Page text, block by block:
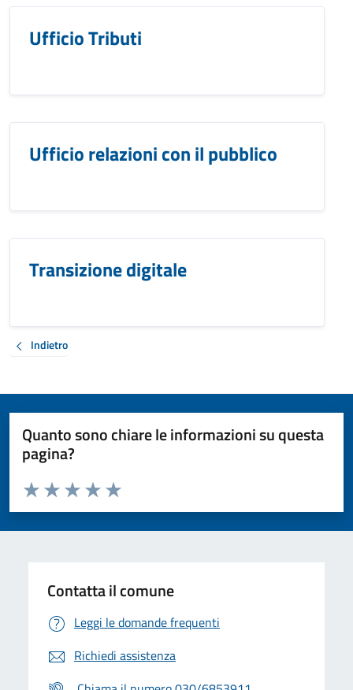
Ufficio Tributi
Ufficio relazioni con il pubblico
Transizione digitale
Indietro
Quanto sono chiare le informazioni su questa
pagina?
Valuta da 1 a 5 stelle la pagina
Valuta 5 stelle su 5
Valuta 4 stelle su 5
Valuta 3 stelle su 5
Valuta 2 stelle su 5
Valuta 1 stelle su 5
Contatta il comune
Leggi le domande frequenti
Richiedi assistenza